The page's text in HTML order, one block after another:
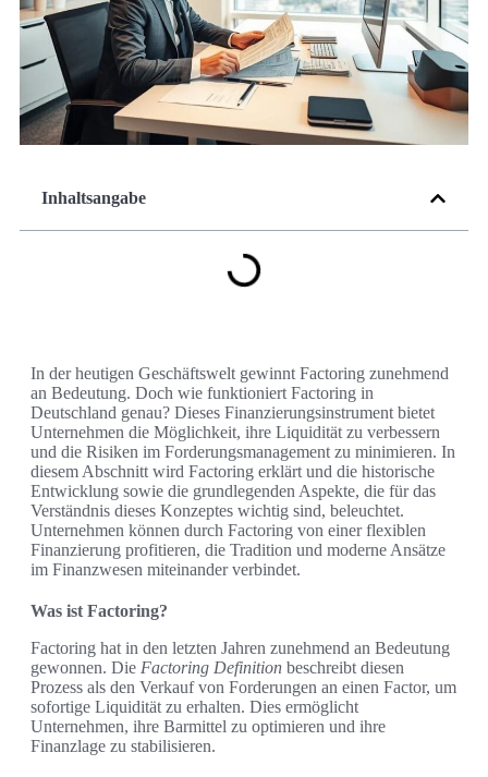
Inhaltsangabe
In der heutigen Geschäftswelt gewinnt Factoring zunehmend
an Bedeutung. Doch wie funktioniert Factoring in
Deutschland genau? Dieses Finanzierungsinstrument bietet
Unternehmen die Möglichkeit, ihre Liquidität zu verbessern
und die Risiken im Forderungsmanagement zu minimieren. In
diesem Abschnitt wird Factoring erklärt und die historische
Entwicklung sowie die grundlegenden Aspekte, die für das
Verständnis dieses Konzeptes wichtig sind, beleuchtet.
Unternehmen können durch Factoring von einer flexiblen
Finanzierung profitieren, die Tradition und moderne Ansätze
im Finanzwesen miteinander verbindet.
Was ist Factoring?
Factoring hat in den letzten Jahren zunehmend an Bedeutung
gewonnen. Die Factoring Definition beschreibt diesen
Prozess als den Verkauf von Forderungen an einen Factor, um
sofortige Liquidität zu erhalten. Dies ermöglicht
Unternehmen, ihre Barmittel zu optimieren und ihre
Finanzlage zu stabilisieren.